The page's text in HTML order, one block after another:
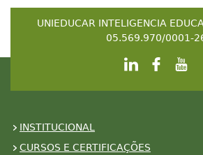
UNIEDUCAR INTELIGENCIA
05.569.970/0001-
INSTITUCIONAL
CURSOS E CERTIFICAÇÕES